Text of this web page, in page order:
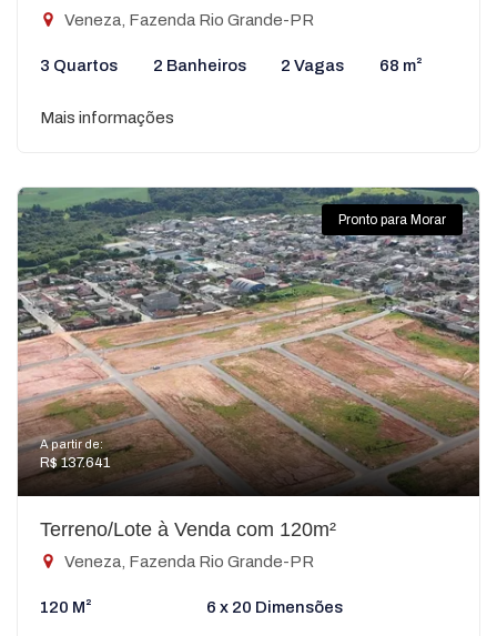
Veneza, Fazenda Rio Grande-PR
3 Quartos 2 Banheiros 2 Vagas 68 m²
Mais informações
Pronto para Morar
A partir de:
R$ 137.641
Terreno/Lote à Venda com 120m²
Veneza, Fazenda Rio Grande-PR
120 M² 6 x 20 Dimensões